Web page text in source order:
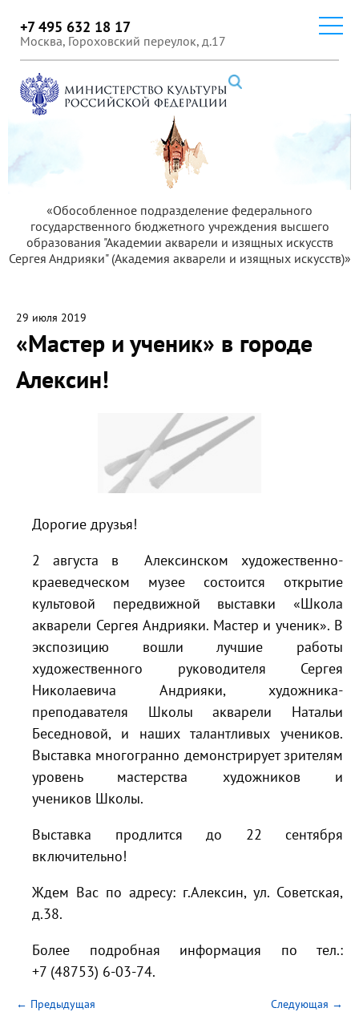
«Обособленное подразделение федерального
государственного бюджетного учреждения высшего
образования "Академии акварели и изящных искусств
Сергея Андрияки" (Академия акварели и изящных искусств)»
+7 495 632 18 17
Москва, Гороховский переулок, д.17
29 июля 2019
«Мастер и ученик» в городе
Алексин!
Дорогие друзья!
2 августа в Алексинском художественно-
краеведческом музее состоится открытие
культовой передвижной выставки «Школа
акварели Сергея Андрияки. Мастер и ученик». В
экспозицию вошли лучшие работы
художественного руководителя Сергея
Николаевича Андрияки, художника-
преподавателя Школы акварели Натальи
Беседновой, и наших талантливых учеников.
Выставка многогранно демонстрирует зрителям
уровень мастерства художников и
учеников Школы.
Выставка продлится до 22 сентября
включительно!
Ждем Вас по адресу: г.Алексин, ул. Советская,
д.38.
Более подробная информация по тел.:
+7 (48753) 6-03-74.
← Предыдущая Следующая →